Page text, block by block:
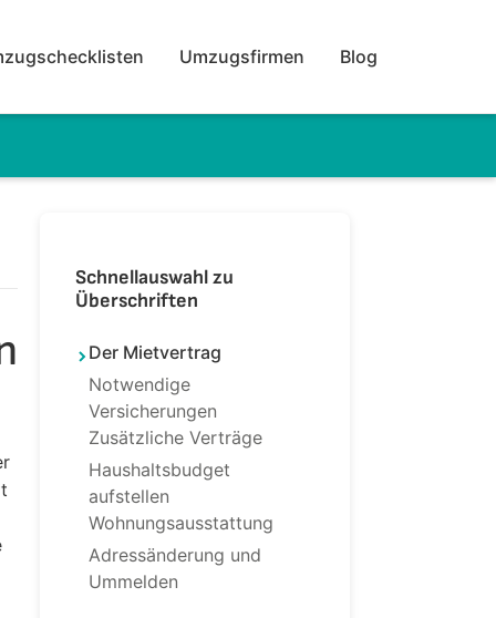
Umzugsfirmen Blog
Schnellauswahl zu
Überschriften
Der Mietvertrag
Notwendige
Versicherungen
Zusätzliche Verträge
Haushaltsbudget
aufstellen
Wohnungsausstattung
Adressänderung und
Ummelden